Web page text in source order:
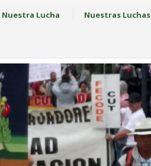
Nuestra Lucha Nuestras Luchas